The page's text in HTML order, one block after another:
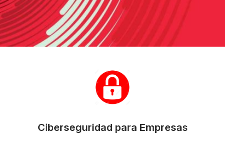
Ciberseguridad para Empresas